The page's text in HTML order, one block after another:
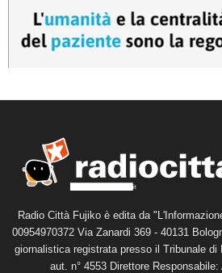
Radio Città Fujiko è edita da
00954970372 Via Zanardi 369 - 40131
giornalistica registrata presso il Tribunale di
aut. n° 4553 Direttore